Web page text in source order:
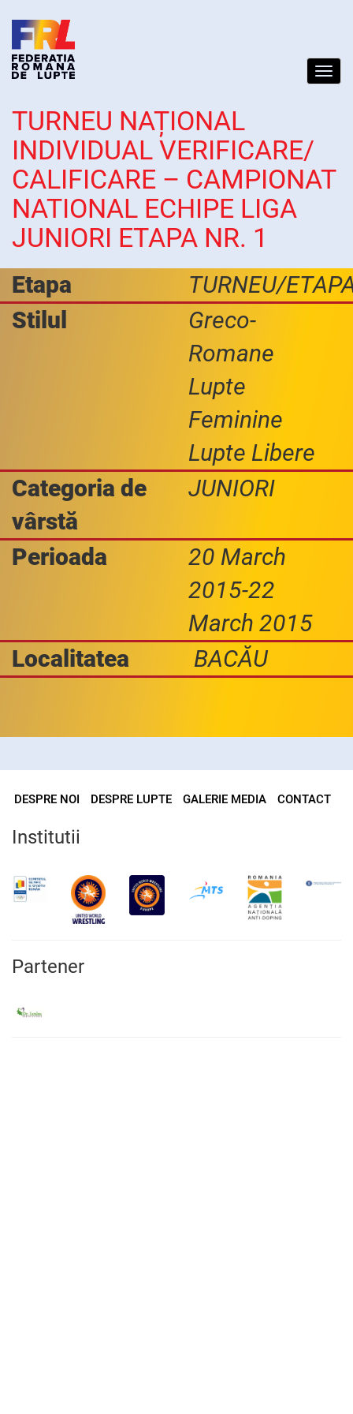
TURNEU NAȚIONAL
INDIVIDUAL VERIFICARE/
CALIFICARE – CAMPIONAT
NATIONAL ECHIPE LIGA
JUNIORI ETAPA NR. 1
Etapa
TURNEU/
Stilul
Greco-
Romane
Lupte
Feminine
Lupte Libere
Categoria de
vârstă
JUNIORI
Perioada
20 March
2015-22
March 2015
Localitatea
BACĂU
DESPRE NOI DESPRE LUPTE GALERIE MEDIA CONTACT
Institutii
Partener